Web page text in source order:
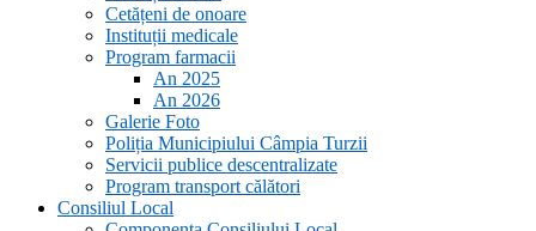
Cetățeni de onoare
Instituții medicale
Program farmacii
An 2025
An 2026
Galerie Foto
Poliția Municipiului Câmpia Turzii
Servicii publice descentralizate
Program transport călători
Consiliul Local